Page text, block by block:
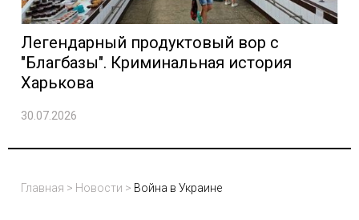
Легендарный продуктовый вор с
"Благбазы". Криминальная история
Харькова
30.07.2026
Главная > Новости > Война в Украине